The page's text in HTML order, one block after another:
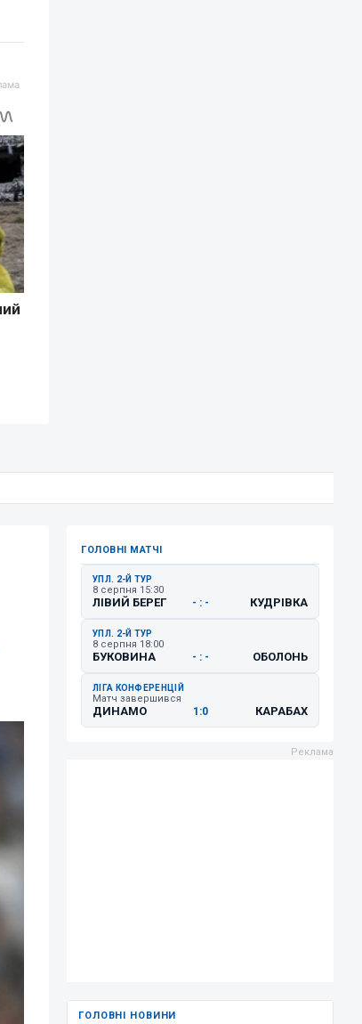
ГОЛОВНІ МАТЧІ
УПЛ. 2-Й ТУР
8 серпня 15:30
ЛІВИЙ БЕРЕГ - : - КУДРІВКА
УПЛ. 2-Й ТУР
8 серпня 18:00
БУКОВИНА - : - ОБОЛОНЬ
ЛІГА КОНФЕРЕНЦІЙ
Матч завершився
ДИНАМО 1:0 КАРАБАХ
ГОЛОВНІ НОВИНИ